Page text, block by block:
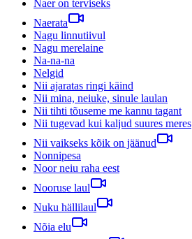
Naer on terviseks
Naerata
Nagu linnutiivul
Nagu merelaine
Na-na-na
Nelgid
Nii ajaratas ringi käind
Nii mina, neiuke, sinule laulan
Nii tihti tõuseme me kannu tagant
Nii tugevad kui kaljud suures meres
Nii vaikseks kõik on jäänud
Nonnipesa
Noor neiu raha eest
Nooruse laul
Nuku hällilaul
Nõia elu